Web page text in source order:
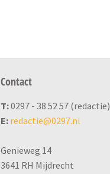
Contact
T:0297 - 38 52 57 (redactie)
E: redactie@0297.nl
Genieweg 14
3641 RH Mijdrecht